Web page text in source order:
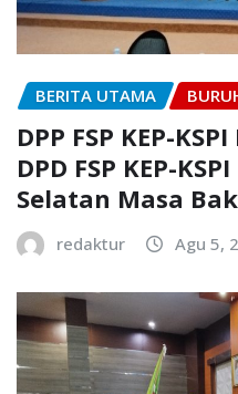
BERITA UTAMA
DPP FSP KEP-
DPD FSP KEP-
Selatan Masa
redaktur Agu 5,